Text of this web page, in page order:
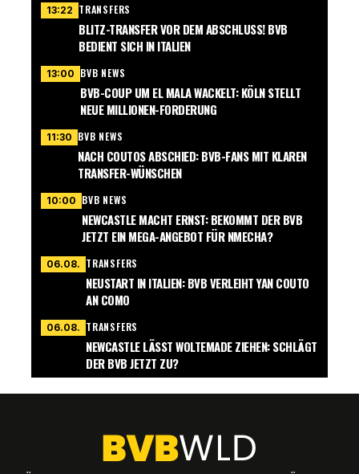
13:22 TRANSFERS
BLITZ-TRANSFER VOR DEM ABSCHLUSS! BVB
BEDIENT SICH IN ITALIEN
13:00 BVB NEWS
BVB-COUP UM EL MALA WACKELT: KÖLN STELLT
NEUE MILLIONEN-FORDERUNG
11:30 BVB NEWS
NACH COUTOS ABSCHIED: BVB-FANS MIT KLAREN
TRANSFER-WÜNSCHEN
10:00 BVB NEWS
NEWCASTLE MACHT ERNST: BEKOMMT DER BVB
JETZT EIN MEGA-ANGEBOT FÜR NMECHA?
06.08. TRANSFERS
NEUSTART IN ITALIEN: BVB VERLEIHT YAN COUTO
AN COMO
06.08. TRANSFERS
NEWCASTLE LÄSST WOLTEMADE ZIEHEN: SCHLÄGT
DER BVB JETZT ZU?